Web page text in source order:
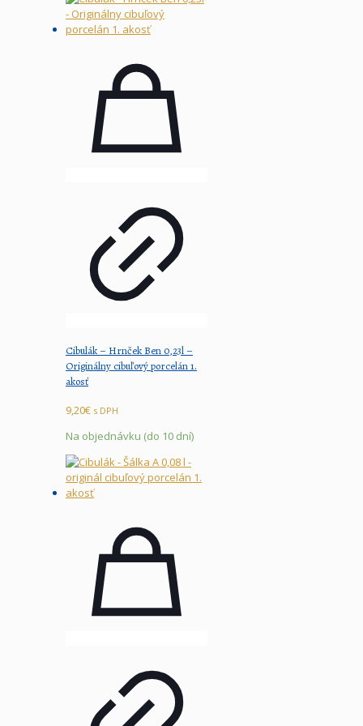
Cibulák – Hrnček Ben 0,23l –
Originálny cibuľový porcelán 1.
akosť
9,20€ s DPH
Na objednávku (do 10 dní)